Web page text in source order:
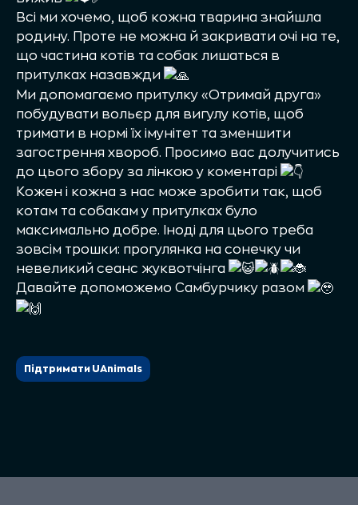
Всі ми хочемо, щоб кожна тварина знайшла
родину. Проте не можна й закривати очі на те,
що частина котів та собак лишаться в
притулках назавжди
Ми допомагаємо притулку «Отримай друга»
побудувати вольєр для вигулу котів, щоб
тримати в нормі їх імунітет та зменшити
загострення хвороб. Просимо вас долучитись
до цього збору за лінкою у коментарі
Кожен і кожна з нас може зробити так, щоб
котам та собакам у притулках було
максимально добре. Іноді для цього треба
зовсім трошки: прогулянка на сонечку чи
невеликий сеанс жуквотчінга
Давайте допоможемо Самбурчику разом
Підтримати UAnimals